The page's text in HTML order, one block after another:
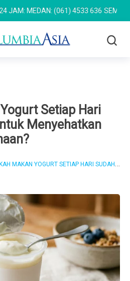
MEDAN: (061) 4533 636
Setiap Hari
Menyehatkan
YOGURT SETIAP HARI SUDAH CUKUP UNTUK MENYEHATKAN SISTEM PENCERNAAN?